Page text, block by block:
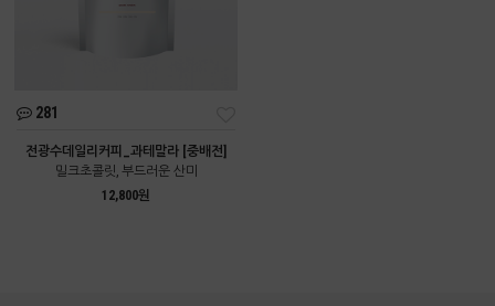
281
전광수데일리커피_과테말라 [중배전]
밀크초콜릿, 부드러운 산미
12,800원